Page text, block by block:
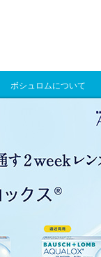
ボシュロムについて